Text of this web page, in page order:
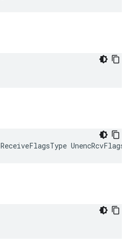
ReceiveFlagsType UnencRcvFlags